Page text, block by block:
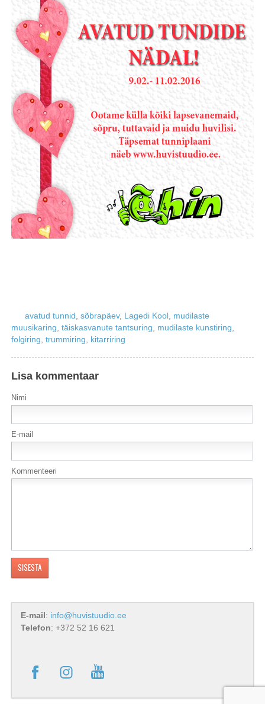
avatud tunnid sõbrapäev, Lagedi Kool mudilaste
muusikaring täiskasvanute tantsuring mudilaste kunstiring
folgiring trummiring kitarriring
Lisa kommentaar
Nimi
E-mail
Kommenteeri
E-mail: info@huvistuudio.ee
Telefon: +372 52 16 621